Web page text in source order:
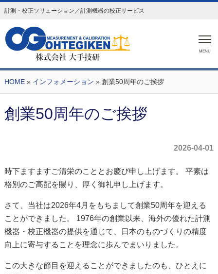
計測・校正ソリューション／計測機器の校正サービス
MENU
HOME» インフォメーション » 創業50周年のご挨拶
創業50周年のご挨拶
2026-04-01
時下ますますご清栄のこととお慶び申し上げます。 平素は
格別のご高配を賜り、厚く御礼申し上げます。
さて、当社は2026年4月をもちまして創業50周年を迎える
ことができました。 1976年の創業以来、海外の優れた計測
機器・校正機器の提供を通じて、日本のものづくりの精度
向上に寄与することを理念に歩んでまいりました。
この大きな節目を迎えることができましたのも、ひとえに